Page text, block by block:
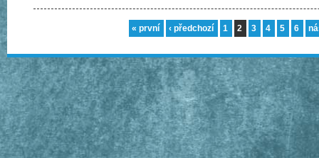
« první ‹ předchozí 1 2 3 4 5 6